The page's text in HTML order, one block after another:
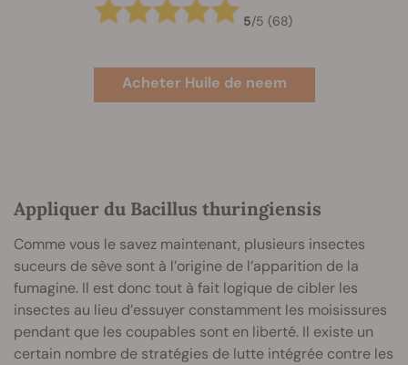
5/5 (68)
Acheter Huile de neem
Appliquer du Bacillus thuringiensis
Comme vous le savez maintenant, plusieurs insectes
suceurs de sève sont à l’origine de l’apparition de la
fumagine. Il est donc tout à fait logique de cibler les
insectes au lieu d’essuyer constamment les moisissures
pendant que les coupables sont en liberté. Il existe un
certain nombre de stratégies de lutte intégrée contre les